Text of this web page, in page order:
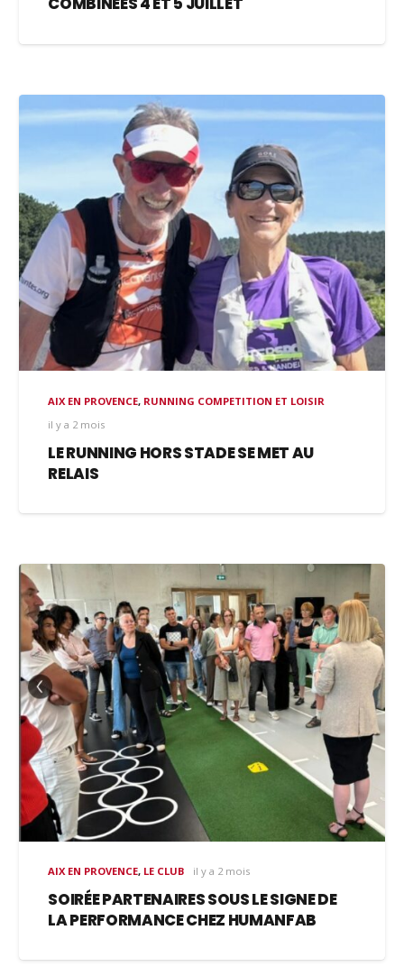
AIX EN PROVENCE, RUNNING COMPETITION ET LOISIR
il y a 2 mois
LE RUNNING HORS STADE SE MET AU
RELAIS
AIX EN PROVENCE, LE CLUB il y a 2 mois
SOIRÉE PARTENAIRES SOUS LE SIGNE DE
LA PERFORMANCE CHEZ HUMANFAB